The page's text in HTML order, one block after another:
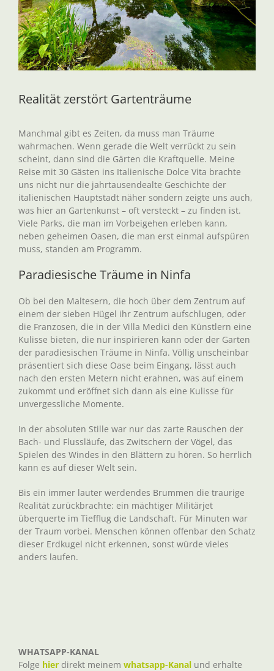
Realität zerstört Gartenträume
Manchmal gibt es Zeiten, da muss man Träume
wahrmachen. Wenn gerade die Welt verrückt zu sein
scheint, dann sind die Gärten die Kraftquelle. Meine
Reise mit 30 Gästen ins Italienische Dolce Vita brachte
uns nicht nur die jahrtausendealte Geschichte der
italienischen Hauptstadt näher sondern zeigte uns auch,
was hier an Gartenkunst – oft versteckt – zu finden ist.
Viele Parks, die man im Vorbeigehen erleben kann,
neben geheimen Oasen, die man erst einmal aufspüren
muss, standen am Programm.
Paradiesische Träume in Ninfa
Ob bei den Maltesern, die hoch über dem Zentrum auf
einem der sieben Hügel ihr Zentrum aufschlugen, oder
die Franzosen, die in der Villa Medici den Künstlern eine
Kulisse bieten, die nur inspirieren kann oder der Garten
der paradiesischen Träume in Ninfa. Völlig unscheinbar
präsentiert sich diese Oase beim Eingang, lässt auch
nach den ersten Metern nicht erahnen, was auf einem
zukommt und eröffnet sich dann als eine Kulisse für
unvergessliche Momente.
In der absoluten Stille war nur das zarte Rauschen der
Bach- und Flussläufe, das Zwitschern der Vögel, das
Spielen des Windes in den Blättern zu hören. So herrlich
kann es auf dieser Welt sein.
Bis ein immer lauter werdendes Brummen die traurige
Realität zurückbrachte: ein mächtiger Militärjet
überquerte im Tiefflug die Landschaft. Für Minuten war
der Traum vorbei. Menschen können offenbar den Schatz
dieser Erdkugel nicht erkennen, sonst würde vieles
anders laufen.
WHATSAPP-KANAL
Folge hier direkt meinem whatsapp-Kanal und erhalte